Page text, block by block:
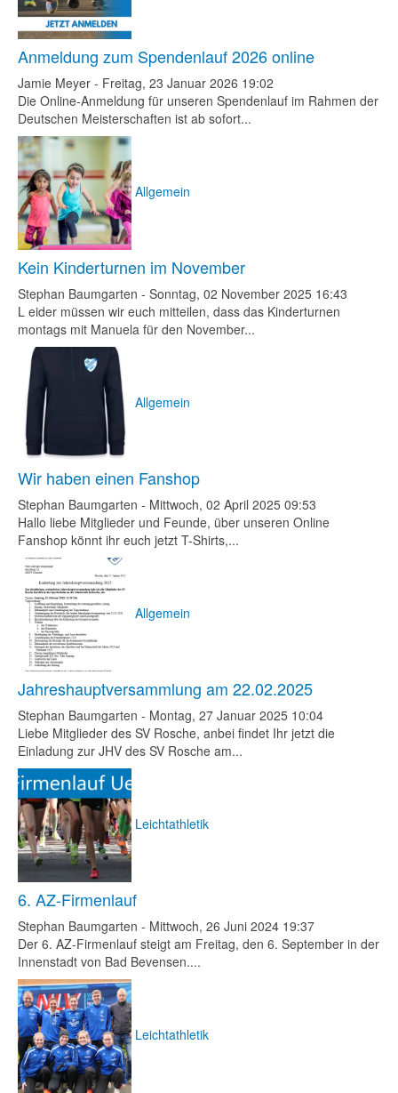
Anmeldung zum Spendenlauf 2026 online
Jamie Meyer - Freitag, 23 Januar 2026 19:02
Die Online-Anmeldung für unseren Spendenlauf im Rahmen der
Deutschen Meisterschaften ist ab sofort...
Allgemein
Kein Kinderturnen im November
Stephan Baumgarten - Sonntag, 02 November 2025 16:43
L eider müssen wir euch mitteilen, dass das Kinderturnen
montags mit Manuela für den November...
Allgemein
Wir haben einen Fanshop
Stephan Baumgarten - Mittwoch, 02 April 2025 09:53
Hallo liebe Mitglieder und Feunde, über unseren Online
Fanshop könnt ihr euch jetzt T-Shirts,...
Allgemein
Jahreshauptversammlung am 22.02.2025
Stephan Baumgarten - Montag, 27 Januar 2025 10:04
Liebe Mitglieder des SV Rosche, anbei findet Ihr jetzt die
Einladung zur JHV des SV Rosche am...
Leichtathletik
6. AZ-Firmenlauf
Stephan Baumgarten - Mittwoch, 26 Juni 2024 19:37
Der 6. AZ-Firmenlauf steigt am Freitag, den 6. September in der
Innenstadt von Bad Bevensen....
Leichtathletik